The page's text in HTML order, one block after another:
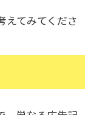
えてみてくださ